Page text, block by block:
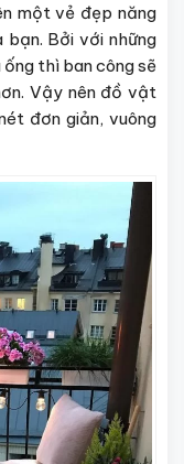
một vẻ đẹp năng
Bởi với những
ống thì ban công sẽ
Vậy nên đồ vật
đơn giản, vuông